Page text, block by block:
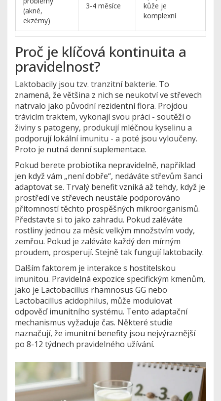
(akné,
ekzémy)
3-4 měsíce
kůže je
komplexní
Proč je klíčová kontinuita a
pravidelnost?
Laktobacily jsou tzv. tranzitní bakterie. To
znamená, že většina z nich se neukotví ve střevech
natrvalo jako původní rezidentní flora. Projdou
trávicím traktem, vykonají svou práci - soutěží o
živiny s patogeny, produkují mléčnou kyselinu a
podporují lokální imunitu - a poté jsou vyloučeny.
Proto je nutná denní suplementace.
Pokud berete probiotika nepravidelně, například
jen když vám „není dobře“, nedáváte střevům šanci
adaptovat se. Trvalý benefit vzniká až tehdy, když je
prostředí ve střevech neustále podporováno
přítomností těchto prospěšných mikroorganismů.
Představte si to jako zahradu. Pokud zaléváte
rostliny jednou za měsíc velkým množstvím vody,
zemřou. Pokud je zaléváte každý den mírným
proudem, prosperují. Stejně tak fungují laktobacily.
Dalším faktorem je interakce s hostitelskou
imunitou. Pravidelná expozice specifickým kmenům,
jako je Lactobacillus rhamnosus GG nebo
Lactobacillus acidophilus, může modulovat
odpověď imunitního systému. Tento adaptační
mechanismus vyžaduje čas. Některé studie
naznačují, že imunitní benefity jsou nejvýraznější
po 8-12 týdnech pravidelného užívání.